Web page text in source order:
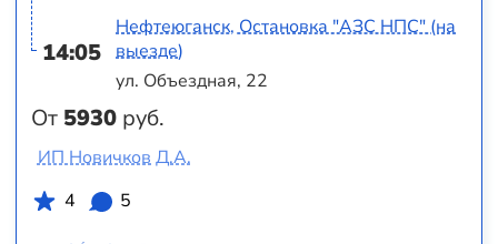
14:05
От 5930 руб.
Нефтеюганск, Остановка "АЗС НПС" (на
выезде)
ул. Объездная, 22
ИП Новичков Д.А.
4
5